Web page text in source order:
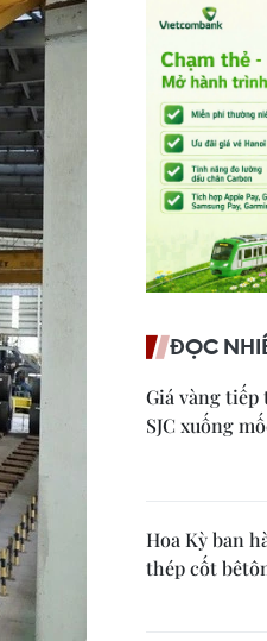
ĐỌC
Giá vàng tiếp
SJC xuống
Hoa Kỳ ban
thép cốt